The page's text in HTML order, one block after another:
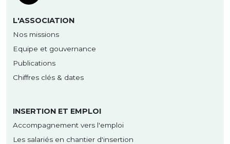
L'ASSOCIATION
Nos missions
Equipe et gouvernance
Publications
Chiffres clés & dates
INSERTION ET EMPLOI
Accompagnement vers l'emploi
Les salariés en chantier d'insertion